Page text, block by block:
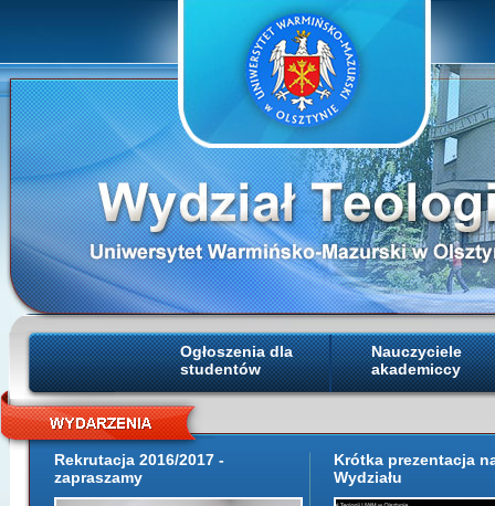
Ogłoszenia dla
studentów
Nauczyciele
akademiccy
Rekrutacja 2016/2017 -
zapraszamy
Krótka prezentacja
Wydziału